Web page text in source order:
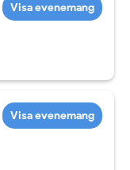
Visa evenemang
Visa evenemang